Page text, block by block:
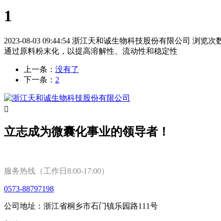
1
2023-08-03 09:44:54 浙江天和诚生物科技股份有限公司 浏览次
通过原料粉末化，以提高溶解性、流动性和稳定性
上一条： 没有了
下一条： 2

立志成为微囊化事业的领导者！
服务热线（工作日8:00-17:00）
0573-88797198
公司地址：浙江省桐乡市石门镇乐园路111号